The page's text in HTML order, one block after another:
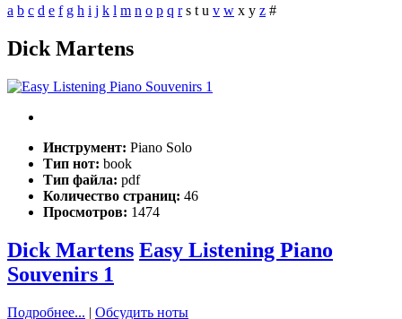
a b c d e f g h i j k l m n o p q r s t u v w x y z #
Dick Martens
Инструмент: Piano Solo
Тип нот: book
Тип файла: pdf
Количество страниц: 46
Просмотров: 1474
Dick Martens Easy Listening Piano
Souvenirs 1
Подробнее... | Обсудить ноты